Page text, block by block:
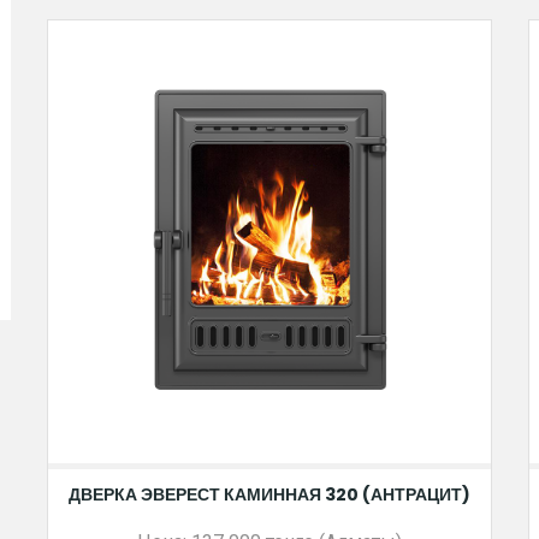
ДВЕРКА ЭВЕРЕСТ КАМИННАЯ 320 (АНТРАЦИТ)